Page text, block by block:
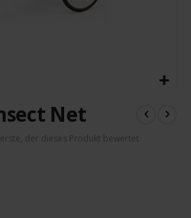
Net
erste, der dieses Produkt bewertet